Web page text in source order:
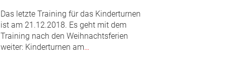
Das letzte Training für das Kinderturnen
ist am 21.12.2018. Es geht mit dem
Training nach den Weihnachtsferien
weiter: Kinderturnen am…